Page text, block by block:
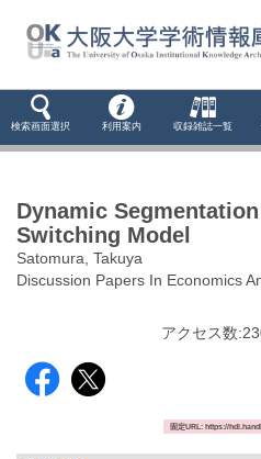
検索画面選択 利用案内 収録雑誌一覧
Dynamic
Switching Model
Satomura, Takuya
Discussion Papers In Economics
アクセス数:
固定URL: https://